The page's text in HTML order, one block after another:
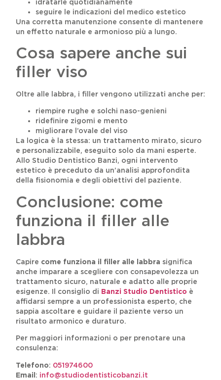
idratarle quotidianamente
seguire le indicazioni del medico estetico
Una corretta manutenzione consente di mantenere
un effetto naturale e armonioso più a lungo.
Cosa sapere anche sui
filler viso
Oltre alle labbra, i filler vengono utilizzati anche per:
riempire rughe e solchi naso-genieni
ridefinire zigomi e mento
migliorare l’ovale del viso
La logica è la stessa: un trattamento mirato, sicuro
e personalizzabile, eseguito solo da mani esperte.
Allo Studio Dentistico Banzi, ogni intervento
estetico è preceduto da un’analisi approfondita
della fisionomia e degli obiettivi del paziente.
Conclusione: come
funziona il filler alle
labbra
Capire come funziona il filler alle labbra significa
anche imparare a scegliere con consapevolezza un
trattamento sicuro, naturale e adatto alle proprie
esigenze. Il consiglio di Banzi Studio Dentistico è
affidarsi sempre a un professionista esperto, che
sappia ascoltare e guidare il paziente verso un
risultato armonico e duraturo.
Per maggiori informazioni o per prenotare una
consulenza:
Telefono: 051974600
Email : info@studiodentisticobanzi.it